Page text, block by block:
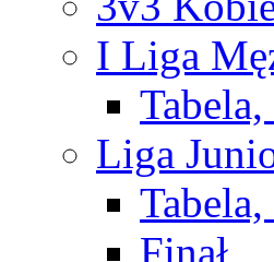
I Liga
Liga
Finał